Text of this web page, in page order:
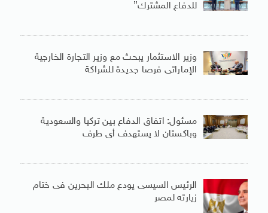
للدفاع المشترك”
وزير الاستثمار يبحث مع وزير التجارة الخارجية
الإماراتى فرصا جديدة للشراكة
مسئول: اتفاق الدفاع بين تركيا والسعودية
وباكستان لا يستهدف أى طرف
الرئيس السيسى يودع ملك البحرين فى ختام
زيارته لمصر